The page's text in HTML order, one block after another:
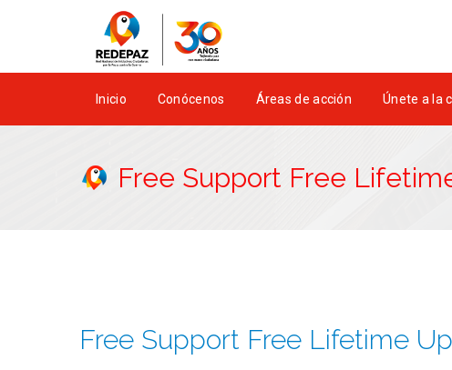
Inicio Conócenos Áreas de acción Únete a la
Free Support Free
Free Support Free Lifetime